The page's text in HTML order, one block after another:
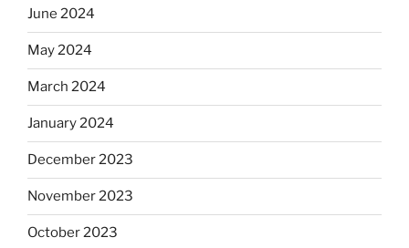
June 2024
May 2024
March 2024
January 2024
December 2023
November 2023
October 2023